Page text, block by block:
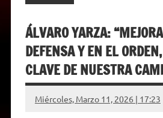
ÁLVARO YARZA:
DEFENSA Y EN EL
CLAVE DE NUESTRA
Miércoles, Marzo 11, 2026 | 17:23